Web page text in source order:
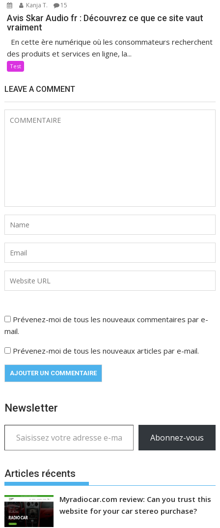
Kanja T. 15
Avis Skar Audio fr : Découvrez ce que ce site vaut
vraiment
En cette ère numérique où les consommateurs recherchent
des produits et services en ligne, la...
Test
LEAVE A COMMENT
Prévenez-moi de tous les nouveaux commentaires par e-
mail.
Prévenez-moi de tous les nouveaux articles par e-mail.
Newsletter
Saisissez votre adresse e-mail…
Abonnez-vous
Articles récents
Myradiocar.com review: Can you trust this
website for your car stereo purchase?